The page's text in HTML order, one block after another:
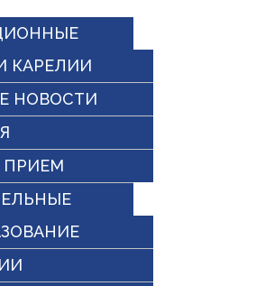
КАРЕЛИИ
НОВОСТИ